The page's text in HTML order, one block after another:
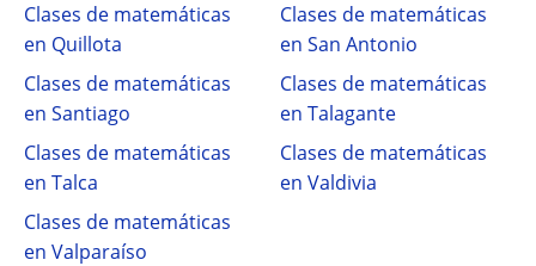
Clases de matemáticas
en Quillota
Clases de matemáticas
en San Antonio
Clases de matemáticas
en Santiago
Clases de matemáticas
en Talagante
Clases de matemáticas
en Talca
Clases de matemáticas
en Valdivia
Clases de matemáticas
en Valparaíso